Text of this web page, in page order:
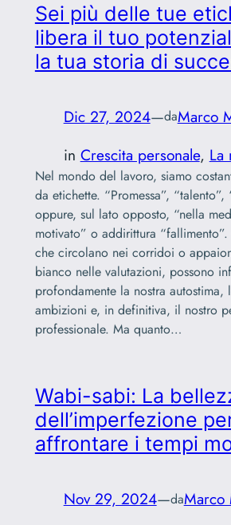
Sei più delle tue
libera il tuo
la tua storia di
Dic 27, 2024—daMarco
in Crescita personale, La
Nel mondo del lavoro, siamo
da etichette. “Promessa”, “talento”,
oppure, sul lato opposto, “nella
motivato” o addirittura
che circolano nei corridoi o
bianco nelle valutazioni, possono
profondamente la nostra autostima,
ambizioni e, in definitiva, il nostro
professionale. Ma quanto…
Wabi-sabi: La
dell’imperfezione
affrontare i tempi
Nov 29, 2024—daMarco